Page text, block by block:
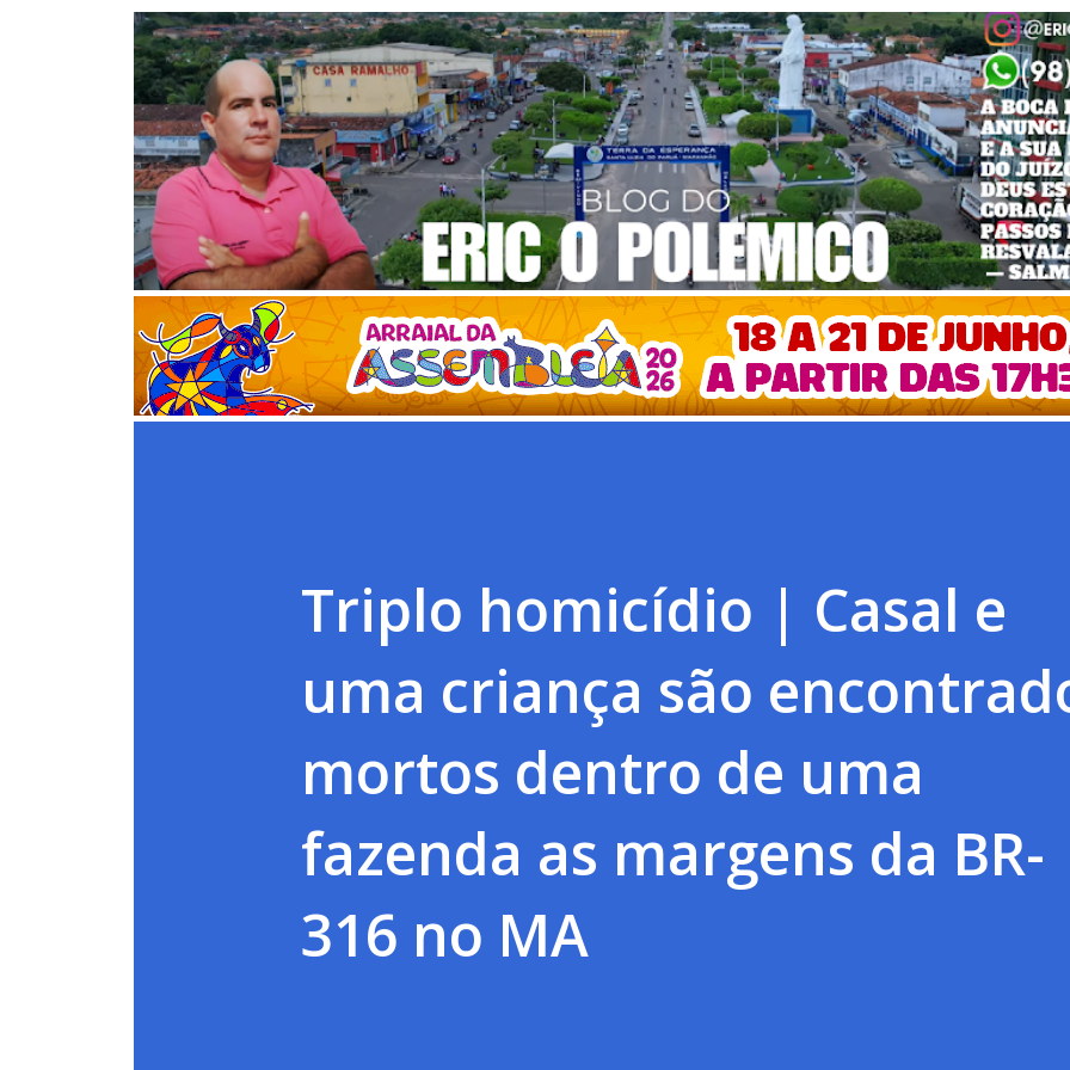
Pular para o conteúdo principal
Triplo homicídio | Casal e
uma criança são
mortos dentro de uma
fazenda as margens da BR-
316 no MA